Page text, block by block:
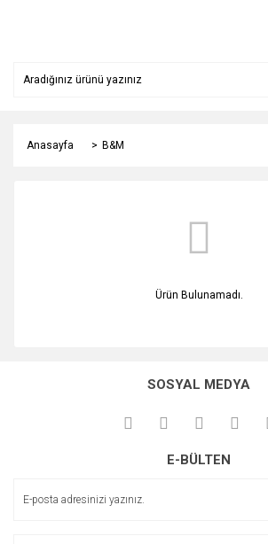
Anasayfa B&M
Ürün Bulunamadı.
SOSYAL MEDYA
E-BÜLTEN